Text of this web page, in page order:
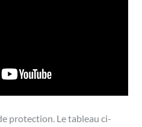
protection. Le tableau ci-